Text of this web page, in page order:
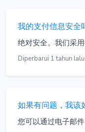
我的支付信息安全
绝对安全。我们采
Diperbarui 1 tahun lalu
如果有问题，我该
您可以通过电子邮